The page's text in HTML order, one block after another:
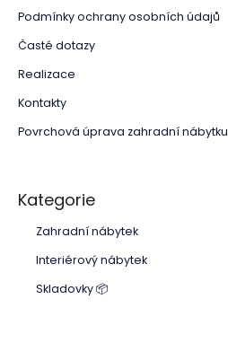
Podmínky ochrany osobních údajů
Časté dotazy
Realizace
Kontakty
Povrchová úprava zahradní nábytku
Kategorie
Zahradní nábytek
Interiérový nábytek
Skladovky 📦